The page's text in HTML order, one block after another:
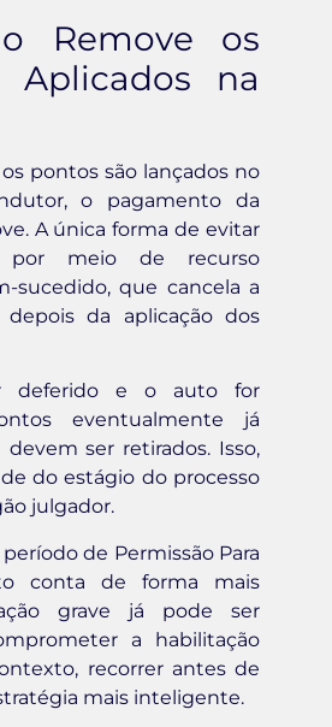
Remove os
Aplicados na
pontos são lançados no
o pagamento da
A única forma de evitar
meio de recurso
sucedido, que cancela a
da aplicação dos
deferido e o auto for
eventualmente já
ser retirados. Isso,
do estágio do processo
julgador.
de Permissão Para
conta de forma mais
grave já pode ser
a habilitação
recorrer antes de
mais inteligente.